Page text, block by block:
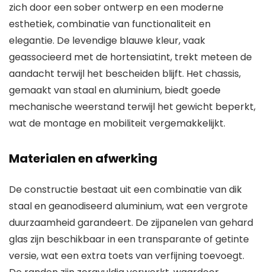
zich door een sober ontwerp en een moderne
esthetiek, combinatie van functionaliteit en
elegantie. De levendige blauwe kleur, vaak
geassocieerd met de hortensiatint, trekt meteen de
aandacht terwijl het bescheiden blijft. Het chassis,
gemaakt van staal en aluminium, biedt goede
mechanische weerstand terwijl het gewicht beperkt,
wat de montage en mobiliteit vergemakkelijkt.
Materialen en afwerking
De constructie bestaat uit een combinatie van dik
staal en geanodiseerd aluminium, wat een vergrote
duurzaamheid garandeert. De zijpanelen van gehard
glas zijn beschikbaar in een transparante of getinte
versie, wat een extra toets van verfijning toevoegt.